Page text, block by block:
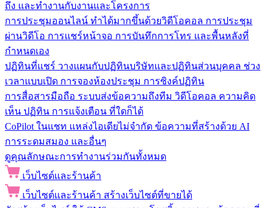
ถึง และทำงานกับงานและโครงการ
การประชุมออนไลน์ ทำได้มากขึ้นด้วยวิดีโอคอล การประชุม
ผ่านวิดีโอ การแชร์หน้าจอ การบันทึกการโทร และพื้นหลังที่
กำหนดเอง
ปฏิทินที่แชร์ วางแผนกับปฏิทินบริษัทและปฏิทินส่วนบุคคล ช่วง
เวลาแบบเปิด การจองห้องประชุม การซิงค์ปฏิทิน
การสื่อสารมือถือ ระบบส่งข้อความถึงทีม วิดีโอคอล ความคิด
เห็น ปฏิทิน การแจ้งเตือน ที่ใดก็ได้
CoPilot ในแชท แหล่งไอเดียไม่จำกัด ข้อความที่สร้างด้วย AI
การระดมสมอง และอื่นๆ
ดูคุณลักษณะการทำงานร่วมกันทั้งหมด
เว็บไซต์และร้านค้า
เว็บไซต์และร้านค้า สร้างเว็บไซต์ที่ขายได้